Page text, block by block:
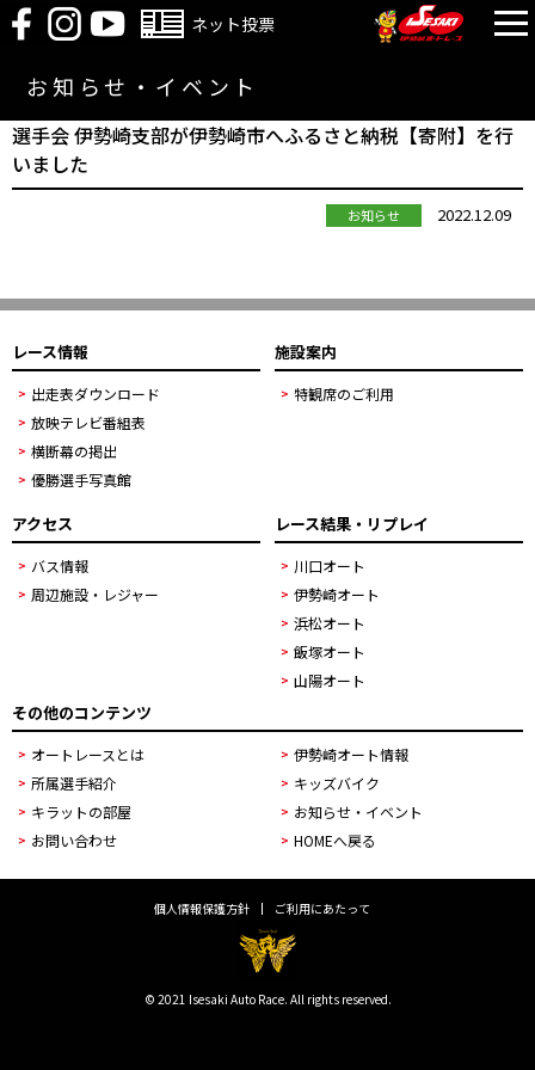
ネット投票
お知らせ・イベント
選手会 伊勢崎支部が伊勢崎市へふるさと納税【寄附】を行
いました
お知らせ 2022.12.09
レース情報
出走表ダウンロード
放映テレビ番組表
横断幕の掲出
優勝選手写真館
施設案内
特観席のご利用
アクセス
バス情報
周辺施設・レジャー
レース結果・リプレイ
川口オート
伊勢崎オート
浜松オート
飯塚オート
山陽オート
その他のコンテンツ
オートレースとは
伊勢崎オート情報
所属選手紹介
キッズバイク
キラットの部屋
お知らせ・イベント
お問い合わせ
HOMEへ戻る
個人情報保護方針 ご利用にあたって
© 2021 Isesaki Auto Race. All rights reserved.